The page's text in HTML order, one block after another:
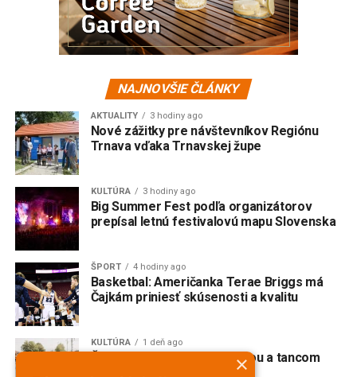
NAJNOVŠIE ČLÁNKY
AKTUALITY 3 hodiny ago
Nové zážitky pre návštevníkov Regiónu
Trnava vďaka Trnavskej župe
KULTÚRA 3 hodiny ago
Big Summer Fest podľa organizátorov
prepísal letnú festivalovú mapu Slovenska
ŠPORT 4 hodiny ago
Basketbal: Američanka Terae Briggs má
Čajkám priniesť skúsenosti a kvalitu
KULTÚRA 1 deň ago
Červeník žije spevom, hudbou a tancom
×